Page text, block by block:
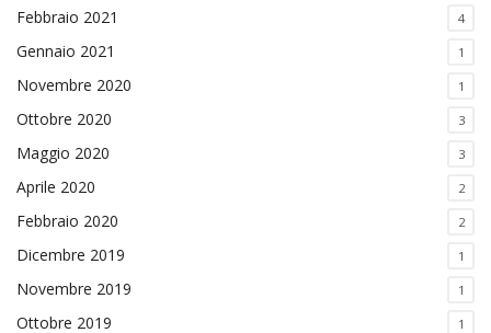
Febbraio 2021 4
Gennaio 2021 1
Novembre 2020 1
Ottobre 2020 3
Maggio 2020 3
Aprile 2020 2
Febbraio 2020 2
Dicembre 2019 1
Novembre 2019 1
Ottobre 2019 1